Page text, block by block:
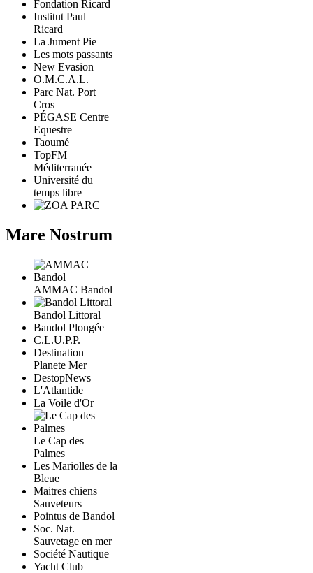
Fondation Ricard
Institut Paul
Ricard
La Jument Pie
Les mots passants
New Evasion
O.M.C.A.L.
Parc Nat. Port
Cros
PÉGASE Centre
Equestre
Taoumé
TopFM
Méditerranée
Université du
temps libre
Mare Nostrum
AMMAC Bandol
Bandol Littoral
Bandol Plongée
C.L.U.P.P.
Destination
Planete Mer
DestopNews
L'Atlantide
La Voile d'Or
Le Cap des
Palmes
Les Mariolles de la
Bleue
Maitres chiens
Sauveteurs
Pointus de Bandol
Soc. Nat.
Sauvetage en mer
Société Nautique
Yacht Club